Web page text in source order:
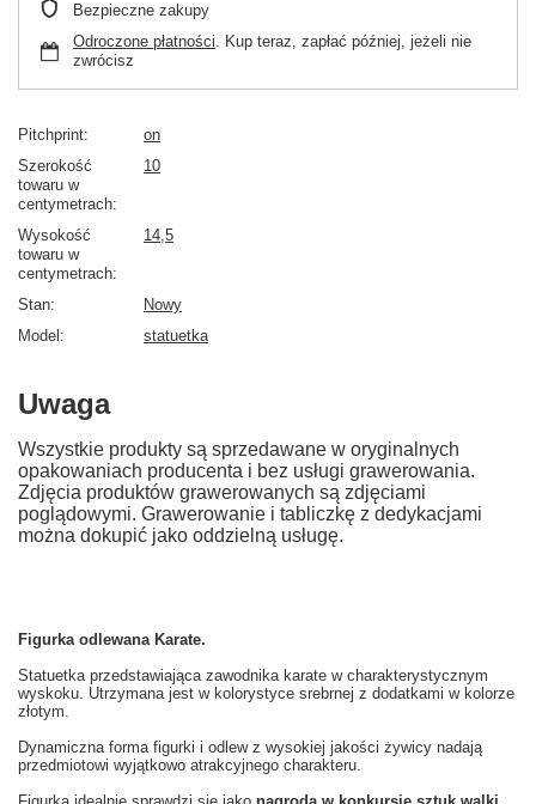
Bezpieczne zakupy
Odroczone płatności. Kup teraz, zapłać później, jeżeli nie
zwrócisz
Pitchprint
on
Szerokość
towaru w
centymetrach
10
Wysokość
towaru w
centymetrach
14,5
Stan
Nowy
Model
statuetka
Uwaga
Wszystkie produkty są sprzedawane w oryginalnych
opakowaniach producenta i bez usługi grawerowania.
Zdjęcia produktów grawerowanych są zdjęciami
poglądowymi. Grawerowanie i tabliczkę z dedykacjami
można dokupić jako oddzielną usługę.
Figurka odlewana Karate.
Statuetka przedstawiająca zawodnika karate w charakterystycznym
wyskoku. Utrzymana jest w kolorystyce srebrnej z dodatkami w kolorze
złotym.
Dynamiczna forma figurki i odlew z wysokiej jakości żywicy nadają
przedmiotowi wyjątkowo atrakcyjnego charakteru.